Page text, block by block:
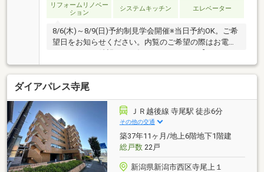
リフォームリノベー
ション
システムキッチン エレベーター
8/6(木)～8/9(日)予約制見学会開催※当日予約OK。ご希
望日をお知らせください。内覧のご希望の際はお電話
かメールでご希望日をお知らせください。【リフォー
ム内容】●内装工事システムキッチン交換、ユニット
バス交換、温水洗浄便座トイレ交換、洗面化粧台交
換、フローリング上張り、クロス張替え、クッション
フロア張替え、建具交換、クローゼット交換、シュー
ズボックス交換、給湯器交換、火災警報器設置【おす
すめポイント】・雨漏り、構造上主要な部分の欠陥
や・腐食、給排水管の故障や漏水についてお引渡しよ
り２年間保証・返済額や融資可能額など、お客様のご
希望にあわせてご提案。住宅ロ
ダイアパレス寺尾
ＪＲ越後線 寺尾駅 徒歩6分
その他の交通
築37年11ヶ月/地上6階地下1階建
総戸数22戸
新潟県新潟市西区寺尾上１